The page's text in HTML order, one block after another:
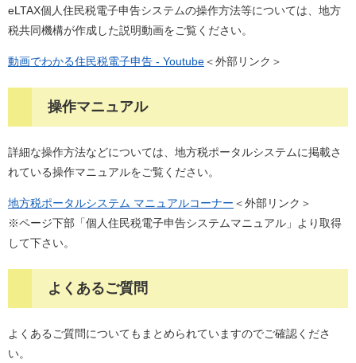
eLTAX個人住民税電子申告システムの操作方法等については、地方
税共同機構が作成した説明動画をご覧ください。
動画でわかる住民税電子申告 - Youtube＜外部リンク＞
操作マニュアル
詳細な操作方法などについては、地方税ポータルシステムに掲載さ
れている操作マニュアルをご覧ください。
地方税ポータルシステム マニュアルコーナー ＜外部リンク＞
※ページ下部「個人住民税電子申告システムマニュアル」より取得
して下さい。
よくあるご質問
よくあるご質問についてもまとめられていますのでご確認くださ
い。